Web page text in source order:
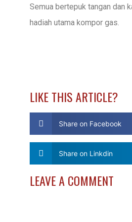
Semua bertepuk tangan dan
hadiah utama kompor gas.
LIKE THIS ARTICLE?
Share on Facebook
Share on Linkdin
LEAVE A COMMENT